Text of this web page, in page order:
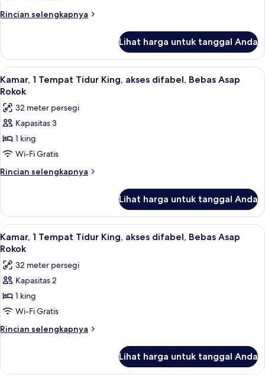
Rincian selengkapnya
Rincian
Premium
King
Studio
with
and
Fridge
Wet
Bar
Lihat harga untuk tanggal Anda
Lihat
semua
foto
untuk
Kamar,
1
Tempat
Tidur
difabel,
Bebas
Asap
Rokok
Brankas, meja kerja, ruang kerja
4
Kamar, 1 Tempat Tidur King, akses difabel, Bebas Asap
Rokok
32 meter persegi
Kapasitas 3
1 king
Wi-Fi Gratis
Rincian selengkapnya
Rincian
Kamar,
Tempat
Tidur
akses
difabel,
Asap
Rokok
Lihat harga untuk tanggal Anda
Lihat
semua
foto
untuk
Kamar,
1
Tempat
Tidur
difabel,
Brankas, meja kerja, ruang kerja
4
Kamar, 1 Tempat Tidur King, akses difabel, Bebas Asap
Rokok
32 meter persegi
Kapasitas 2
1 king
Wi-Fi Gratis
Rincian selengkapnya
Rincian
Kamar,
Lihat harga untuk tanggal Anda